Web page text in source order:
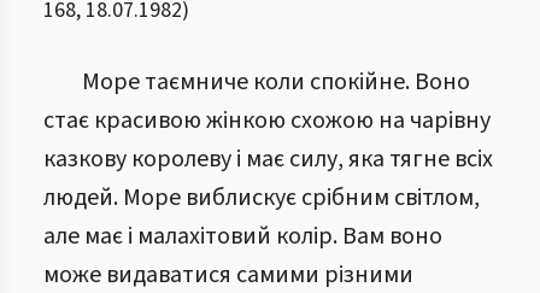
168, 18.07.1982)
Море таємниче коли спокійне. Воно
стає красивою жінкою схожою на чарівну
казкову королеву і має силу, яка тягне всіх
людей. Море виблискує срібним світлом,
але має і малахітовий колір. Вам воно
може видаватися самими різними